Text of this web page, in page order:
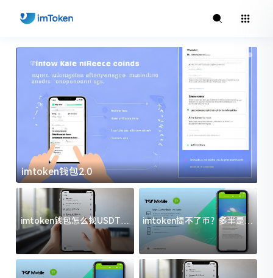
imtoken钱包2.0
imtoken钱包怎么找USDT地
址？三步搞定不踩坑
imtoken提不了币？多半是这
几件事没处理好